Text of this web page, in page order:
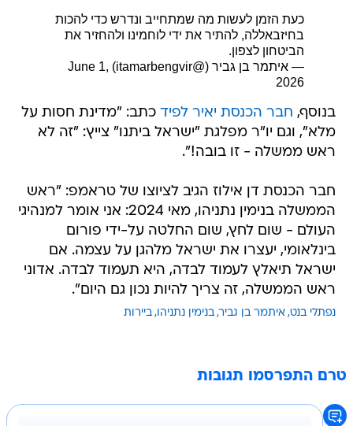
כעת הזמן לעשות מה שמתחייב ונדרש כדי להכות
בחיזבאללה, להתיר את ידי לוחמינו ולהחזיר את
הביטחון לצפון.
— איתמר בן גביר (@itamarbengvir)
June 1,
2026
בנוסף, חבר הכנסת יאיר לפיד כתב: "מדינת חסות על
מלא", וגם יו"ר מפלגת "ישראל ביתנו" צייץ: "זה לא
ראש ממשלה - זו בובה!".
חבר הכנסת דן אילוז הגיב לציוצו של טראמפ: "ראש
הממשלה בנימין נתניהו, מאי 2024: אני אומר למנהיגי
העולם - שום לחץ, שום החלטה על-ידי פורום
בינלאומי, יעצרו את ישראל מלהגן על עצמה. אם
ישראל תיאלץ לעמוד לבדה, היא תעמוד לבדה. אדוני
ראש הממשלה, זה צריך להיות נכון גם היום".
נפתלי בנט איתמר בן גביר בנימין נתניהו ביירות
טרם התפרסמו תגובות